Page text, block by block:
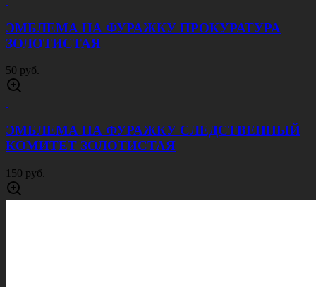
ЭМБЛЕМА НА ФУРАЖКУ ПРОКУРАТУРА
ЗОЛОТИСТАЯ
50 руб.
ЭМБЛЕМА НА ФУРАЖКУ СЛЕДСТВЕННЫЙ
КОМИТЕТ ЗОЛОТИСТАЯ
150 руб.